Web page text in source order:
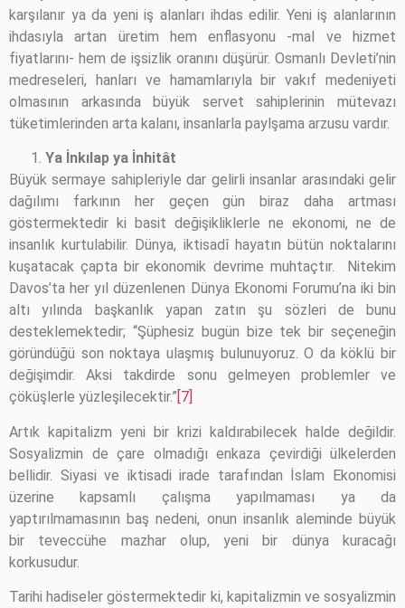
karşılanır ya da yeni iş alanları ihdas edilir. Yeni iş alanlarının
ihdasıyla artan üretim hem enflasyonu -mal ve hizmet
fiyatlarını- hem de işsizlik oranını düşürür. Osmanlı Devleti’nin
medreseleri, hanları ve hamamlarıyla bir vakıf medeniyeti
olmasının arkasında büyük servet sahiplerinin mütevazı
tüketimlerinden arta kalanı, insanlarla paylşama arzusu vardır.
Ya İnkılap ya İnhitât
Büyük sermaye sahipleriyle dar gelirli insanlar arasındaki gelir
dağılımı farkının her geçen gün biraz daha artması
göstermektedir ki basit değişikliklerle ne ekonomi, ne de
insanlık kurtulabilir. Dünya, iktisadî hayatın bütün noktalarını
kuşatacak çapta bir ekonomik devrime muhtaçtır. Nitekim
Davos’ta her yıl düzenlenen Dünya Ekonomi Forumu’na iki bin
altı yılında başkanlık yapan zatın şu sözleri de bunu
desteklemektedir; “Şüphesiz bugün bize tek bir seçeneğin
göründüğü son noktaya ulaşmış bulunuyoruz. O da köklü bir
değişimdir. Aksi takdirde sonu gelmeyen problemler ve
çöküşlerle yüzleşilecektir.” [7]
Artık kapitalizm yeni bir krizi kaldırabilecek halde değildir.
Sosyalizmin de çare olmadığı enkaza çevirdiği ülkelerden
bellidir. Siyasi ve iktisadi irade tarafından İslam Ekonomisi
üzerine kapsamlı çalışma yapılmaması ya da
yaptırılmamasının baş nedeni, onun insanlık aleminde büyük
bir teveccühe mazhar olup, yeni bir dünya kuracağı
korkusudur.
Tarihi hadiseler göstermektedir ki, kapitalizmin ve sosyalizmin